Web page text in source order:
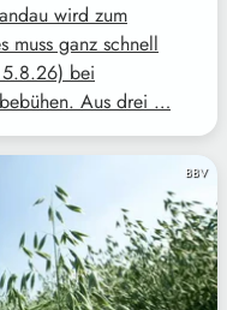
wird zum
muss ganz schnell
5.8.26) bei
Aus drei …
BBV